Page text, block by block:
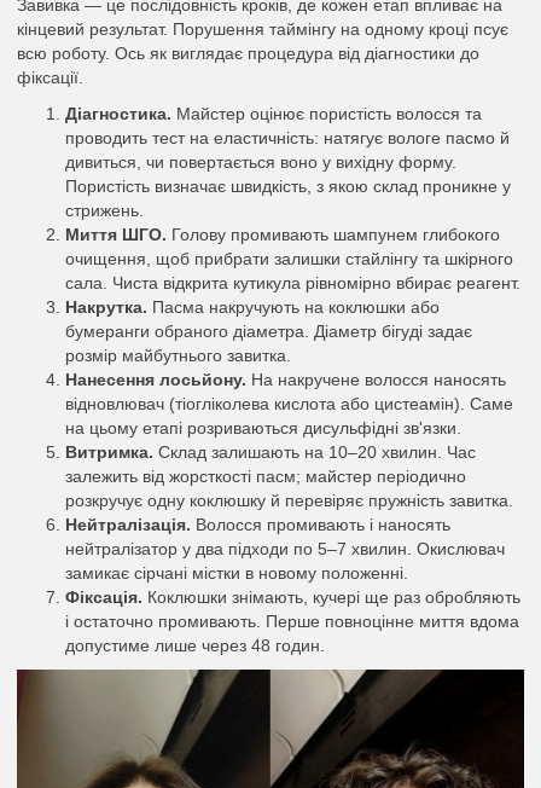
Завивка — це послідовність кроків, де кожен етап впливає на
кінцевий результат. Порушення таймінгу на одному кроці псує
всю роботу. Ось як виглядає процедура від діагностики до
фіксації.
Діагностика. Майстер оцінює пористість волосся та
проводить тест на еластичність: натягує вологе пасмо й
дивиться, чи повертається воно у вихідну форму.
Пористість визначає швидкість, з якою склад проникне у
стрижень.
Миття ШГО. Голову промивають шампунем глибокого
очищення, щоб прибрати залишки стайлінгу та шкірного
сала. Чиста відкрита кутикула рівномірно вбирає реагент.
Накрутка. Пасма накручують на коклюшки або
бумеранги обраного діаметра. Діаметр бігуді задає
розмір майбутнього завитка.
Нанесення лосьйону. На накручене волосся наносять
відновлювач (тіогліколева кислота або цистеамін). Саме
на цьому етапі розриваються дисульфідні зв'язки.
Витримка. Склад залишають на 10–20 хвилин. Час
залежить від жорсткості пасм; майстер періодично
розкручує одну коклюшку й перевіряє пружність завитка.
Нейтралізація. Волосся промивають і наносять
нейтралізатор у два підходи по 5–7 хвилин. Окислювач
замикає сірчані містки в новому положенні.
Фіксація. Коклюшки знімають, кучері ще раз обробляють
і остаточно промивають. Перше повноцінне миття вдома
допустиме лише через 48 годин.